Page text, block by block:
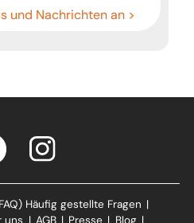
und Nachrichten an >
Häufig gestellte Fragen |
uns | AGB | Presse | Blog |